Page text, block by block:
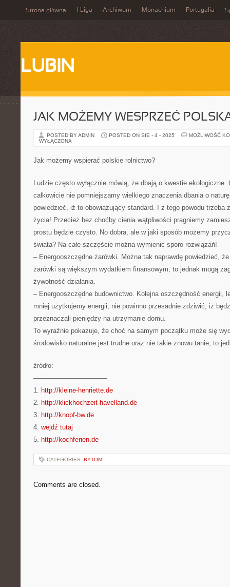
Strona główna 1 Liga Archiwum Monachium Portugalia
LUBIN
JAK MOŻEMY WESPRZEĆ
POSTED BY ADMIN POSTED ON SIE - 4 - 2025
MOŻLIWOŚĆ
WYŁĄCZONA
Jak możemy wspierać polskie rolnictwo?
Ludzie często wyłącznie mówią, że dbają o kwestie
całkowicie nie pomniejszamy wielkiego znaczenia dbania o
powiedzieć, iż to obowiązujący standard. I z tego powodu trzeba
życia! Przecież bez choćby cienia wątpliwości pragniemy
prostu będzie czysto. No dobra, ale w jaki sposób możemy
świata? Na całe szczęście można wymienić sporo rozwiązań!
– Energooszczędne żarówki. Można tak naprawdę powiedzieć,
żarówki są większym wydatkiem finansowym, to jednak mogą
żywotność działania.
– Energooszczędne budownictwo. Kolejna oszczędność energii,
mniej użytkujemy energii, nie powinno przesadnie zdziwić, iż
przeznaczali pieniędzy na utrzymanie domu.
To wyraźnie pokazuje, że choć na samym początku może się
środowisko naturalne jest trudne oraz nie takie znowu tanie, to
źródło:
———————————
1. http://kleine-henriette.de
2. http://klickhochzeit-havelland.de
3. http://knopf-bw.de
4. wejdź tutaj
5. http://kochferien.de
CATEGORIES: BYTOM
Comments are closed.